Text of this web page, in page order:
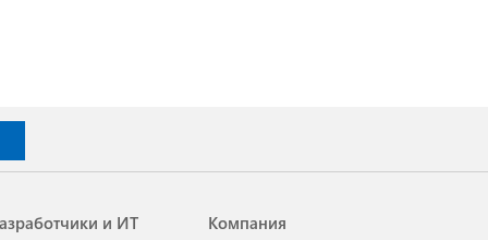
и ИТ Компания